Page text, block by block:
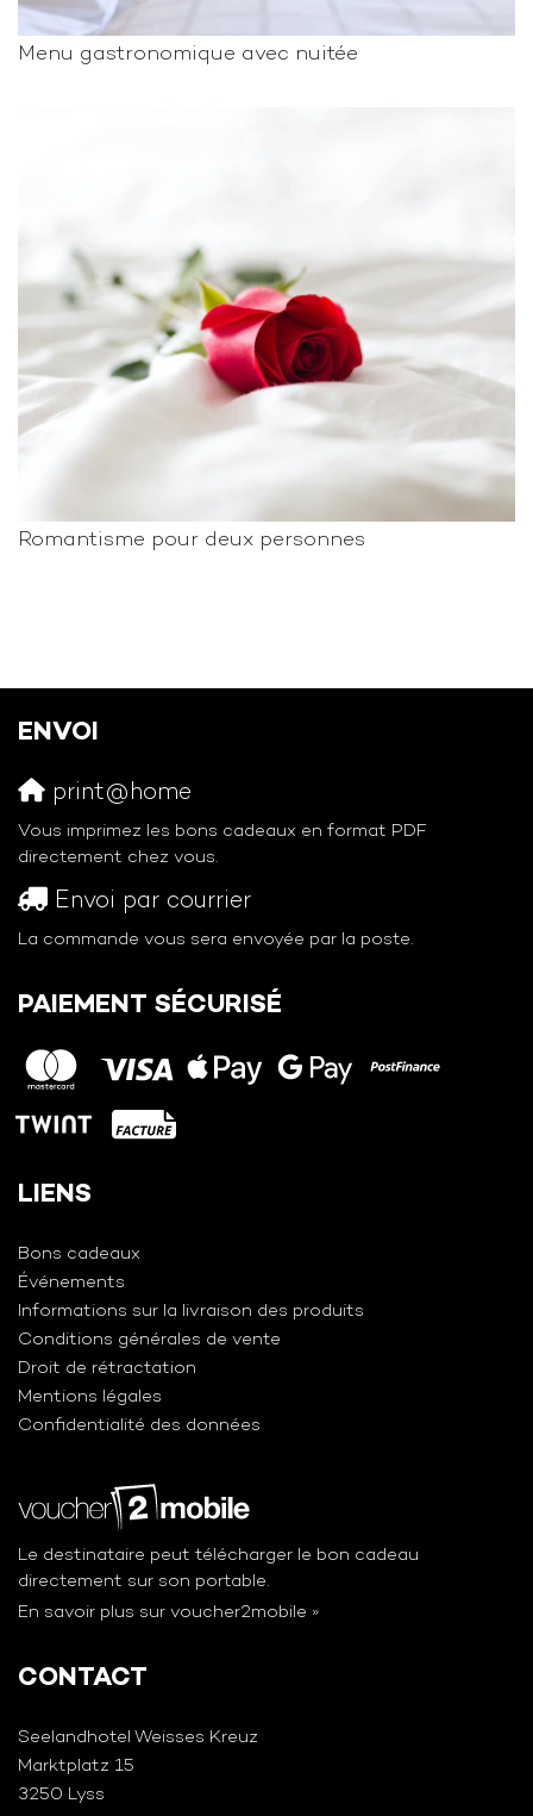
Menu gastronomique avec nuitée
Romantisme pour deux personnes
ENVOI
print@home
Vous imprimez les bons cadeaux en format PDF
directement chez vous.
Envoi par courrier
La commande vous sera envoyée par la poste.
PAIEMENT SÉCURISÉ
LIENS
Bons cadeaux
Événements
Informations sur la livraison des produits
Conditions générales de vente
Droit de rétractation
Mentions légales
Confidentialité des données
Le destinataire peut télécharger le bon cadeau
directement sur son portable.
En savoir plus sur voucher2mobile »
CONTACT
Seelandhotel Weisses Kreuz
Marktplatz 15
3250 Lyss